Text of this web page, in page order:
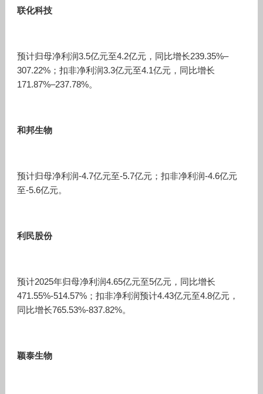
联化科技
预计归母净利润3.5亿元至4.2亿元，同比增长239.35%–
307.22%；扣非净利润3.3亿元至4.1亿元，同比增长
171.87%–237.78%。
和邦生物
预计归母净利润-4.7亿元至-5.7亿元；扣非净利润-4.6亿元
至-5.6亿元。
利民股份
预计2025年归母净利润4.65亿元至5亿元，同比增长
471.55%-514.57%；扣非净利润预计4.43亿元至4.8亿元，
同比增长765.53%-837.82%。
颖泰生物